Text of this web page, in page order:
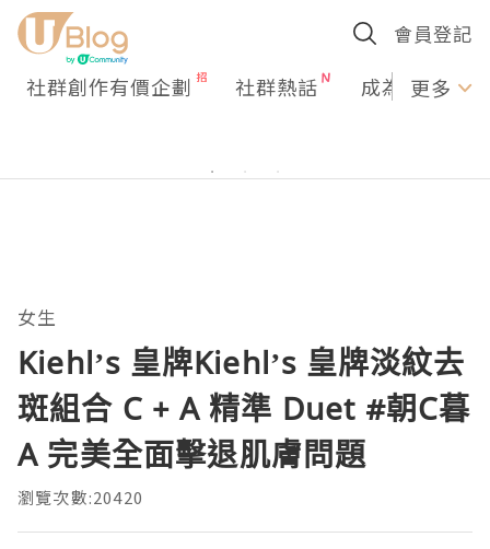
會員登記
社群創作有價企劃 社群熱話 成為U更多
女生
Kiehl’s 皇牌Kiehl’s 皇牌淡紋去
斑組合 C + A 精準 Duet #朝C暮
A 完美全面擊退肌膚問題
瀏覽次數:20420